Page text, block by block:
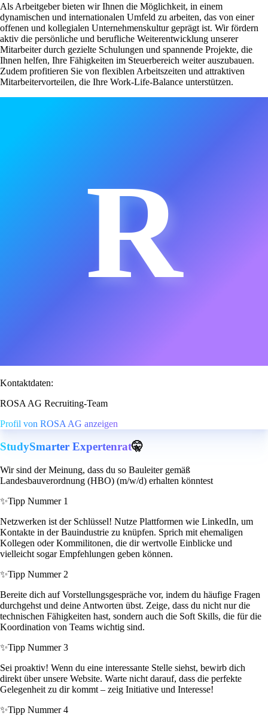
Als Arbeitgeber bieten wir Ihnen die Möglichkeit, in einem
dynamischen und internationalen Umfeld zu arbeiten, das von einer
offenen und kollegialen Unternehmenskultur geprägt ist. Wir fördern
aktiv die persönliche und berufliche Weiterentwicklung unserer
Mitarbeiter durch gezielte Schulungen und spannende Projekte, die
Ihnen helfen, Ihre Fähigkeiten im Steuerbereich weiter auszubauen.
Zudem profitieren Sie von flexiblen Arbeitszeiten und attraktiven
Mitarbeitervorteilen, die Ihre Work-Life-Balance unterstützen.
R
Kontaktdaten:
ROSA AG Recruiting-Team
Profil von ROSA AG anzeigen
StudySmarter Expertenrat🤫
Wir sind der Meinung, dass du so Bauleiter gemäß
Landesbauverordnung (HBO) (m/w/d) erhalten könntest
✨Tipp Nummer 1
Netzwerken ist der Schlüssel! Nutze Plattformen wie LinkedIn, um
Kontakte in der Bauindustrie zu knüpfen. Sprich mit ehemaligen
Kollegen oder Kommilitonen, die dir wertvolle Einblicke und
vielleicht sogar Empfehlungen geben können.
✨Tipp Nummer 2
Bereite dich auf Vorstellungsgespräche vor, indem du häufige Fragen
durchgehst und deine Antworten übst. Zeige, dass du nicht nur die
technischen Fähigkeiten hast, sondern auch die Soft Skills, die für die
Koordination von Teams wichtig sind.
✨Tipp Nummer 3
Sei proaktiv! Wenn du eine interessante Stelle siehst, bewirb dich
direkt über unsere Website. Warte nicht darauf, dass die perfekte
Gelegenheit zu dir kommt – zeig Initiative und Interesse!
✨Tipp Nummer 4